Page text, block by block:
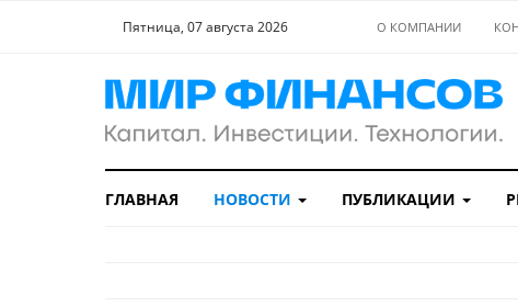
Пятница, 07 августа 2026 О КОМПАНИИ
ГЛАВНАЯ НОВОСТИ ПУБЛИКАЦИИ